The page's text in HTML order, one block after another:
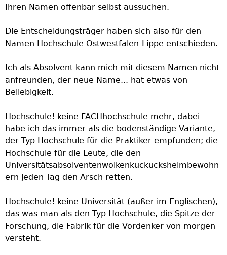
Ihren Namen offenbar selbst aussuchen.
Die Entscheidungsträger haben sich also für den
Namen Hochschule Ostwestfalen-Lippe entschieden.
Ich als Absolvent kann mich mit diesem Namen nicht
anfreunden, der neue Name... hat etwas von
Beliebigkeit.
Hochschule! keine FACHhochschule mehr, dabei
habe ich das immer als die bodenständige Variante,
der Typ Hochschule für die Praktiker empfunden; die
Hochschule für die Leute, die den
Universitätsabsolventenwolkenkuckucksheimbewohn
ern jeden Tag den Arsch retten.
Hochschule! keine Universität (außer im Englischen),
das was man als den Typ Hochschule, die Spitze der
Forschung, die Fabrik für die Vordenker von morgen
versteht.